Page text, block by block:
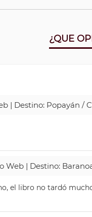
¿QUE
| Destino: Popayán /
Web | Destino:
el libro no tardó